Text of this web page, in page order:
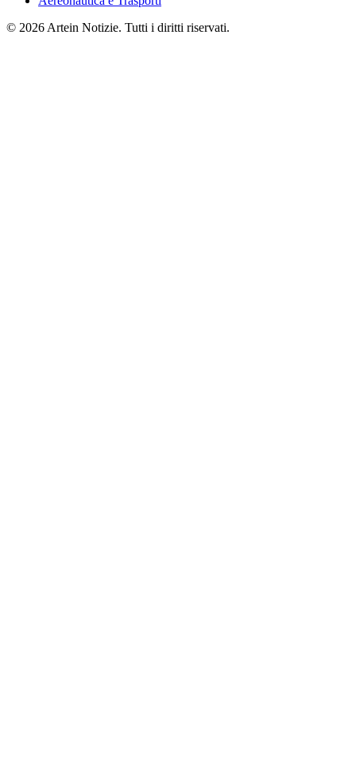
© 2026 Artein Notizie. Tutti i diritti riservati.